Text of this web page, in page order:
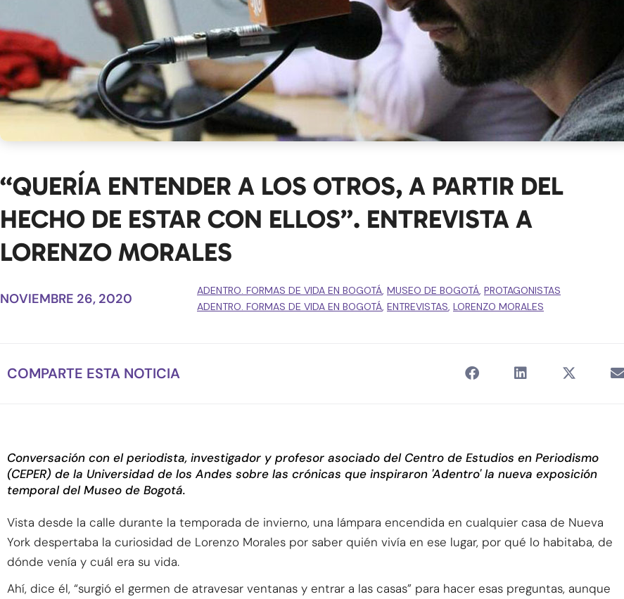
“QUERÍA ENTENDER A LOS OTROS, A PARTIR DEL
HECHO DE ESTAR CON ELLOS”. ENTREVISTA A
LORENZO MORALES
NOVIEMBRE 26, 2020 ADENTRO. FORMAS DE VIDA EN BOGOTÁ, MUSEO DE BOGOTÁ, PROTAGONISTAS
ADENTRO. FORMAS DE VIDA EN BOGOTÁ, ENTREVISTAS, LORENZO MORALES
COMPARTE ESTA NOTICIA
Conversación con el periodista, investigador y profesor asociado del Centro de Estudios en Periodismo
(CEPER) de la Universidad de los Andes sobre las crónicas que inspiraron 'Adentro' la nueva exposición
temporal del Museo de Bogotá.
Vista desde la calle durante la temporada de invierno, una lámpara encendida en cualquier casa de Nueva
York despertaba la curiosidad de Lorenzo Morales por saber quién vivía en ese lugar, por qué lo habitaba, de
dónde venía y cuál era su vida.
Ahí, dice él, “surgió el germen de atravesar ventanas y entrar a las casas” para hacer esas preguntas, aunque